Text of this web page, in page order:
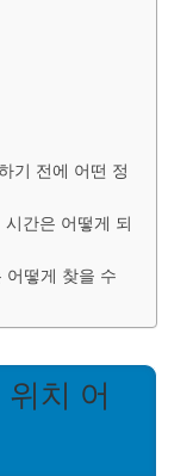
기 전에 어떤 정
간은 어떻게 되
어떻게 찾을 수
치 어